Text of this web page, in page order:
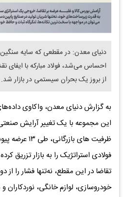
دنیای معدن: در مقطعی که سایه سنگین
احساس می‌شد، فولاد مبارکه با ایفای
از بروز یک بحران سیستمی در بازار شد.
به گزارش دنیای معدن، واکاوی
این مجموعه با یک تغییر آرایش
فولادی استراتژیک را به بازار تزریق
تقاضا در این مقطع، نه‌تنها فشار را
خودروسازی، لوازم خانگی، نوردکاران